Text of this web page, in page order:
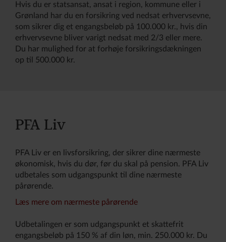
Hvis du er statsansat, ansat i region, kommune eller i
Grønland har du en forsikring ved nedsat erhvervsevne,
som sikrer dig et engangsbeløb på 100.000 kr., hvis din
erhvervsevne bliver varigt nedsat med 2/3 eller mere.
Du har mulighed for at forhøje forsikringsdækningen
op til 500.000 kr.
PFA Liv
PFA Liv er en livsforsikring, der sikrer dine nærmeste
økonomisk, hvis du dør, før du skal på pension. PFA Liv
udbetales som udgangspunkt til dine nærmeste
pårørende.
Læs mere om nærmeste pårørende
Udbetalingen er som udgangspunkt et skattefrit
engangsbeløb på 150 % af din løn, min. 250.000 kr. Du